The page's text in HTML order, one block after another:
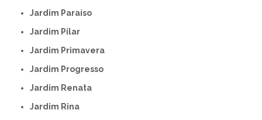
Jardim Paraíso
Jardim Pilar
Jardim Primavera
Jardim Progresso
Jardim Renata
Jardim Rina